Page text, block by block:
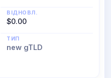
ВІДНОВЛ.
$0.00
ТИП
new gTLD